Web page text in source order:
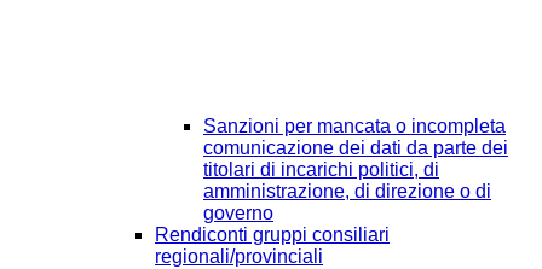
Sanzioni per mancata o incompleta
comunicazione dei dati da parte dei
titolari di incarichi politici, di
amministrazione, di direzione o di
governo
Rendiconti gruppi consiliari
regionali/provinciali